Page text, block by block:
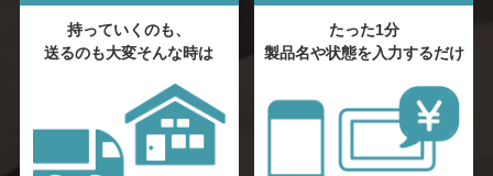
持っていくのも、
送るのも大変そんな時は
たった1分
製品名や状態を入力するだけ